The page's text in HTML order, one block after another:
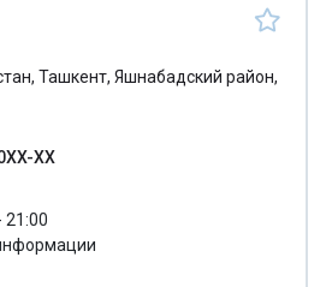
Ташкент, Яшнабадский район,
XX
21:00